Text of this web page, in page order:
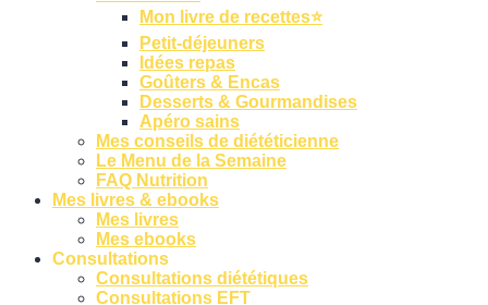
Mon livre de recettes⭐
Petit-déjeuners
Idées repas
Goûters & Encas
Desserts & Gourmandises
Apéro sains
Mes conseils de diététicienne
Le Menu de la Semaine
FAQ Nutrition
Mes livres & ebooks
Mes livres
Mes ebooks
Consultations
Consultations diététiques
Consultations EFT